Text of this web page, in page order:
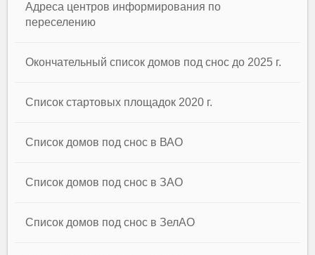
Адреса центров информирования по
переселению
Окончательный список домов под снос до 2025 г.
Список стартовых площадок 2020 г.
Список домов под снос в ВАО
Список домов под снос в ЗАО
Список домов под снос в ЗелАО